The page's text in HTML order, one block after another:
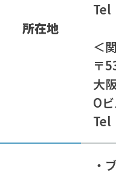
所在地
Tel
＜
〒
大
O
・